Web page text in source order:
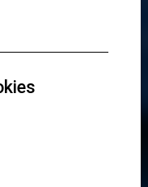
SONT